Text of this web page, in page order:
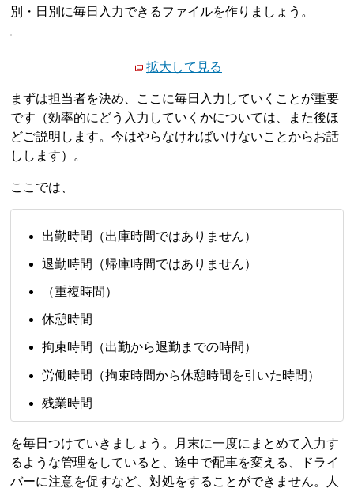
別・日別に毎日入力できるファイルを作りましょう。
拡大して見る
まずは担当者を決め、ここに毎日入力していくことが重要
です（効率的にどう入力していくかについては、また後ほ
どご説明します。今はやらなければいけないことからお話
しします）。
ここでは、
出勤時間（出庫時間ではありません）
退勤時間（帰庫時間ではありません）
（重複時間）
休憩時間
拘束時間（出勤から退勤までの時間）
労働時間（拘束時間から休憩時間を引いた時間）
残業時間
を毎日つけていきましょう。月末に一度にまとめて入力す
るような管理をしていると、途中で配車を変える、ドライ
バーに注意を促すなど、対処をすることができません。人